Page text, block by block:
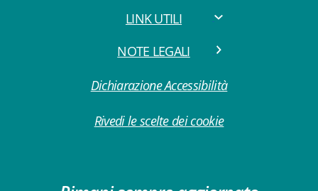
LINK UTILI
NOTE LEGALI
Dichiarazione Accessibilità
Rivedi le scelte dei cookie